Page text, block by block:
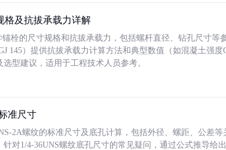
格及抗拔承载力详解
栓的尺寸规格和抗拔承载力，包括螺杆直径、钻孔尺寸等
145）提供抗拔承载力计算方法和典型数值（如混凝土强
型建议，适用于工程技术人员参考。
准尺寸
2A螺纹的标准尺寸及底孔计算，包括外径、螺距、公差
针对1/4-36UNS螺纹底孔尺寸的常见疑问，通过公式推导给